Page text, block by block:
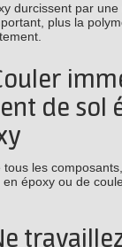
durcissent par
plus la
de sol
les
époxy ou de